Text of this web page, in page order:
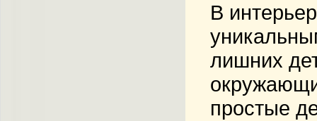
В
лишних
простые